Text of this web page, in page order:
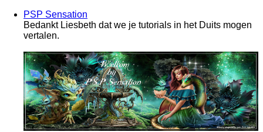
PSP Sensation
Bedankt Liesbeth dat we je tutorials in het Duits mogen
vertalen.